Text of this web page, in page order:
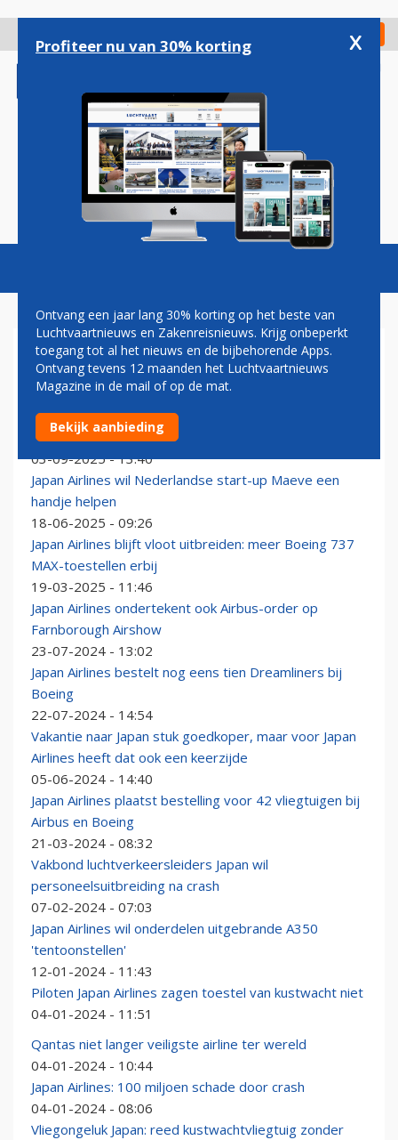
gaan
Check in
Magazine Podcasts Vacatures
JAPAN AIRLINES
Opnieuw piloot Japan Airlines betrapt op
alcoholgebruik
03-09-2025 - 13:40
Japan Airlines wil Nederlandse start-up Maeve een
handje helpen
18-06-2025 - 09:26
Japan Airlines blijft vloot uitbreiden: meer Boeing 737
MAX-toestellen erbij
19-03-2025 - 11:46
Japan Airlines ondertekent ook Airbus-order op
Farnborough Airshow
23-07-2024 - 13:02
Japan Airlines bestelt nog eens tien Dreamliners bij
Boeing
22-07-2024 - 14:54
Vakantie naar Japan stuk goedkoper, maar voor Japan
Airlines heeft dat ook een keerzijde
05-06-2024 - 14:40
Japan Airlines plaatst bestelling voor 42 vliegtuigen bij
Airbus en Boeing
21-03-2024 - 08:32
Vakbond luchtverkeersleiders Japan wil
personeelsuitbreiding na crash
07-02-2024 - 07:03
Japan Airlines wil onderdelen uitgebrande A350
'tentoonstellen'
12-01-2024 - 11:43
Piloten Japan Airlines zagen toestel van kustwacht niet
04-01-2024 - 11:51
Qantas niet langer veiligste airline ter wereld
04-01-2024 - 10:44
Japan Airlines: 100 miljoen schade door crash
04-01-2024 - 08:06
Vliegongeluk Japan: reed kustwachtvliegtuig zonder
Profiteer nu van 30% korting x
Ontvang een jaar lang 30% korting op het beste van
Luchtvaartnieuws en Zakenreisnieuws. Krijg onbeperkt
toegang tot al het nieuws en de bijbehorende Apps.
Ontvang tevens 12 maanden het Luchtvaartnieuws
Magazine in de mail of op de mat.
Bekijk aanbieding